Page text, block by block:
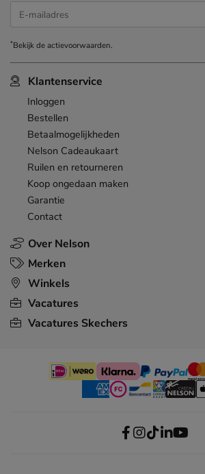
Over Nelson
Klantenservice
Inloggen
Bestellen
Betaalmogelijkheden
Nelson Cadeaukaart
Ruilen en retourneren
Koop ongedaan maken
Garantie
Contact
Merken
Winkels
Vacatures
Vacatures Skechers
E-mailadres
*Bekijk deactievoorwaarden.